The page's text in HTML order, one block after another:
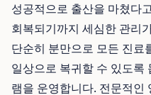
성공적으로 출산을 마쳤다
회복되기까지 세심한 관리
단순히 분만으로 모든 진료
일상으로 복귀할 수 있도록
램을 운영합니다. 전문적인